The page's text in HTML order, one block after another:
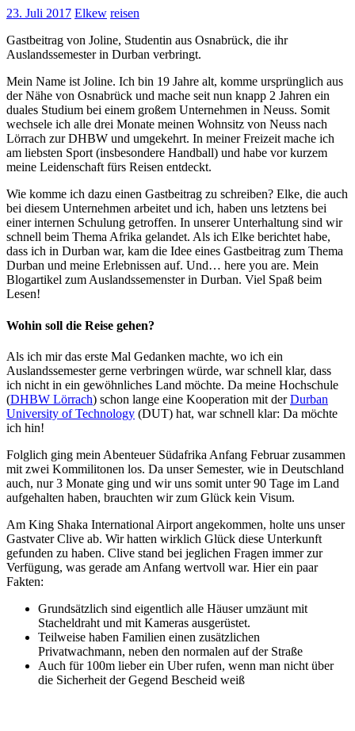
23. Juli 2017 Elkew reisen
Gastbeitrag von Joline, Studentin aus Osnabrück, die ihr
Auslandssemester in Durban verbringt.
Mein Name ist Joline. Ich bin 19 Jahre alt, komme ursprünglich aus
der Nähe von Osnabrück und mache seit nun knapp 2 Jahren ein
duales Studium bei einem großem Unternehmen in Neuss. Somit
wechsele ich alle drei Monate meinen Wohnsitz von Neuss nach
Lörrach zur DHBW und umgekehrt. In meiner Freizeit mache ich
am liebsten Sport (insbesondere Handball) und habe vor kurzem
meine Leidenschaft fürs Reisen entdeckt.
Wie komme ich dazu einen Gastbeitrag zu schreiben? Elke, die auch
bei diesem Unternehmen arbeitet und ich, haben uns letztens bei
einer internen Schulung getroffen. In unserer Unterhaltung sind wir
schnell beim Thema Afrika gelandet. Als ich Elke berichtet habe,
dass ich in Durban war, kam die Idee eines Gastbeitrag zum Thema
Durban und meine Erlebnissen auf. Und… here you are. Mein
Blogartikel zum Auslandssemenster in Durban. Viel Spaß beim
Lesen!
Wohin soll die Reise gehen?
Als ich mir das erste Mal Gedanken machte, wo ich ein
Auslandssemester gerne verbringen würde, war schnell klar, dass
ich nicht in ein gewöhnliches Land möchte. Da meine Hochschule
(DHBW Lörrach) schon lange eine Kooperation mit derDurban
University of Technology (DUT) hat, war schnell klar: Da möchte
ich hin!
Folglich ging mein Abenteuer Südafrika Anfang Februar zusammen
mit zwei Kommilitonen los. Da unser Semester, wie in Deutschland
auch, nur 3 Monate ging und wir uns somit unter 90 Tage im Land
aufgehalten haben, brauchten wir zum Glück kein Visum.
Am King Shaka International Airport angekommen, holte uns unser
Gastvater Clive ab. Wir hatten wirklich Glück diese Unterkunft
gefunden zu haben. Clive stand bei jeglichen Fragen immer zur
Verfügung, was gerade am Anfang wertvoll war. Hier ein paar
Fakten:
Grundsätzlich sind eigentlich alle Häuser umzäunt mit
Stacheldraht und mit Kameras ausgerüstet.
Teilweise haben Familien einen zusätzlichen
Privatwachmann, neben den normalen auf der Straße
Auch für 100m lieber ein Uber rufen, wenn man nicht über
die Sicherheit der Gegend Bescheid weiß